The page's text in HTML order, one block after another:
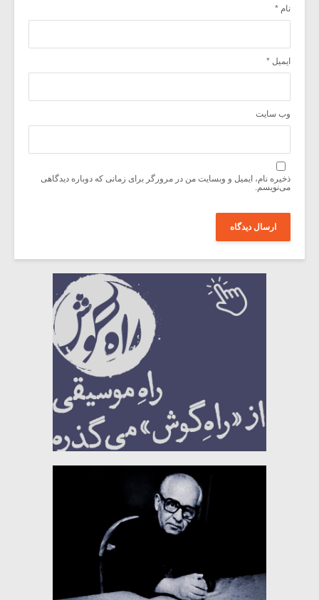
نام *
ایمیل *
وب‌ سایت
ذخیره نام، ایمیل و وبسایت من در مرورگر برای زمانی که دوباره دیدگاهی
می‌نویسم.